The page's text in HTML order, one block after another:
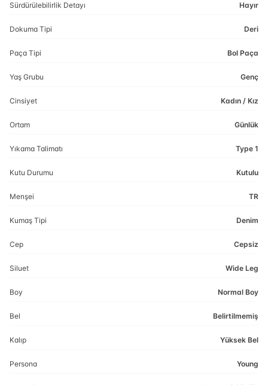
Sürdürülebilirlik Detayı Hayır
Dokuma Tipi Deri
Paça Tipi Bol Paça
Yaş Grubu Genç
Cinsiyet Kadın / Kız
Ortam Günlük
Yıkama Talimatı Type 1
Kutu Durumu Kutulu
Menşei TR
Kumaş Tipi Denim
Cep Cepsiz
Siluet Wide Leg
Boy Normal Boy
Bel Belirtilmemiş
Kalıp Yüksek Bel
Persona Young